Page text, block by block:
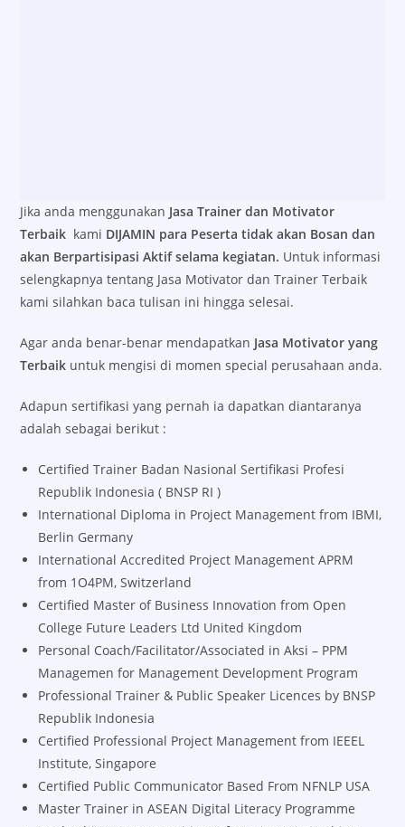
Jika anda menggunakan Jasa Trainer dan Motivator
Terbaik kami DIJAMIN para Peserta tidak akan Bosan dan
akan Berpartisipasi Aktif selama kegiatan. Untuk informasi
selengkapnya tentang Jasa Motivator dan Trainer Terbaik
kami silahkan baca tulisan ini hingga selesai.
Agar anda benar-benar mendapatkan Jasa Motivator yang
Terbaik untuk mengisi di momen special perusahaan anda.
Adapun sertifikasi yang pernah ia dapatkan diantaranya
adalah sebagai berikut :
Certified Trainer Badan Nasional Sertifikasi Profesi
Republik Indonesia ( BNSP RI )
International Diploma in Project Management from IBMI,
Berlin Germany
International Accredited Project Management APRM
from 1O4PM, Switzerland
Certified Master of Business Innovation from Open
College Future Leaders Ltd United Kingdom
Personal Coach/Facilitator/Associated in Aksi – PPM
Managemen for Management Development Program
Professional Trainer & Public Speaker Licences by BNSP
Republik Indonesia
Certified Professional Project Management from IEEEL
Institute, Singapore
Certified Public Communicator Based From NFNLP USA
Master Trainer in ASEAN Digital Literacy Programme